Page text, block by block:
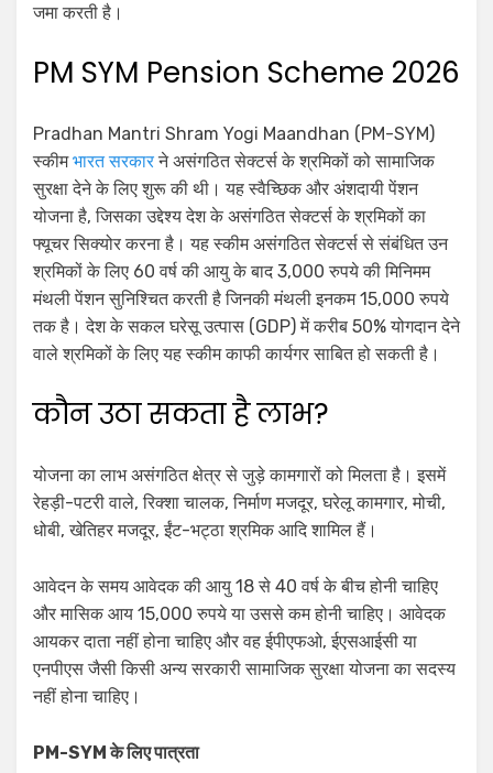
जमा करती है।
PM SYM Pension Scheme 2026
Pradhan Mantri Shram Yogi Maandhan (PM-SYM)
स्कीमभारत सरकारने असंगठित सेक्टर्स के श्रमिकों को सामाजिक
सुरक्षा देने के लिए शुरू की थी। यह स्वैच्छिक और अंशदायी पेंशन
योजना है, जिसका उद्देश्य देश के असंगठित सेक्टर्स के श्रमिकों का
फ्यूचर सिक्योर करना है। यह स्कीम असंगठित सेक्टर्स से संबंधित उन
श्रमिकों के लिए 60 वर्ष की आयु के बाद 3,000 रुपये की मिनिमम
मंथली पेंशन सुनिश्चित करती है जिनकी मंथली इनकम 15,000 रुपये
तक है। देश के सकल घरेसू उत्पास (GDP) में करीब 50% योगदान देने
वाले श्रमिकों के लिए यह स्कीम काफी कार्यगर साबित हो सकती है।
कौन उठा सकता है लाभ?
योजना का लाभ असंगठित क्षेत्र से जुड़े कामगारों को मिलता है। इसमें
रेहड़ी-पटरी वाले, रिक्शा चालक, निर्माण मजदूर, घरेलू कामगार, मोची,
धोबी, खेतिहर मजदूर, ईंट-भट्ठा श्रमिक आदि शामिल हैं।
आवेदन के समय आवेदक की आयु 18 से 40 वर्ष के बीच होनी चाहिए
और मासिक आय 15,000 रुपये या उससे कम होनी चाहिए। आवेदक
आयकर दाता नहीं होना चाहिए और वह ईपीएफओ, ईएसआईसी या
एनपीएस जैसी किसी अन्य सरकारी सामाजिक सुरक्षा योजना का सदस्य
नहीं होना चाहिए।
PM-SYM के लिए पात्रता